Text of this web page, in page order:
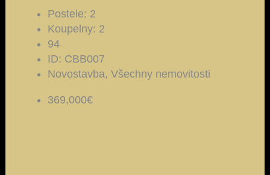
Postele: 2
Koupelny: 2
94
ID: CBB007
Novostavba, Všechny nemovitosti
369,000€